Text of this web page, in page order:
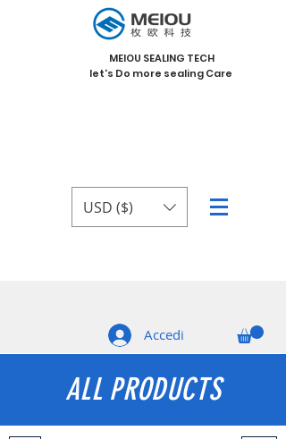
MEIOU SEALING TECH
let's Do more sealing Care
USD ($)
Accedi
ALL PRODUCTS